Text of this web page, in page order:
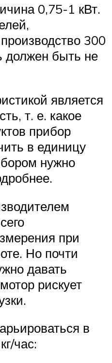
0,75-1 кВт.
300
должен быть не
является
т. е. какое
прибор
в единицу
нужно
при
Но почти
давать
рискует
в
час: